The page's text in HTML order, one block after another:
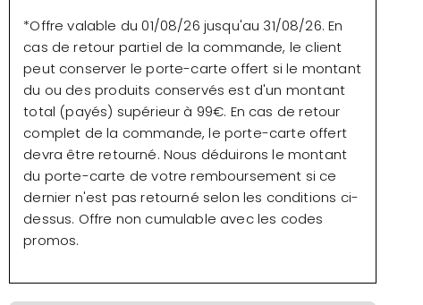
*Offre valable du 01/08/26 jusqu'au 31/08/26. En
cas de retour partiel de la commande, le client
peut conserver le porte-carte offert si le montant
du ou des produits conservés est d'un montant
total (payés) supérieur à 99€. En cas de retour
complet de la commande, le porte-carte offert
devra être retourné. Nous déduirons le montant
du porte-carte de votre remboursement si ce
dernier n'est pas retourné selon les conditions ci-
dessus. Offre non cumulable avec les codes
promos.